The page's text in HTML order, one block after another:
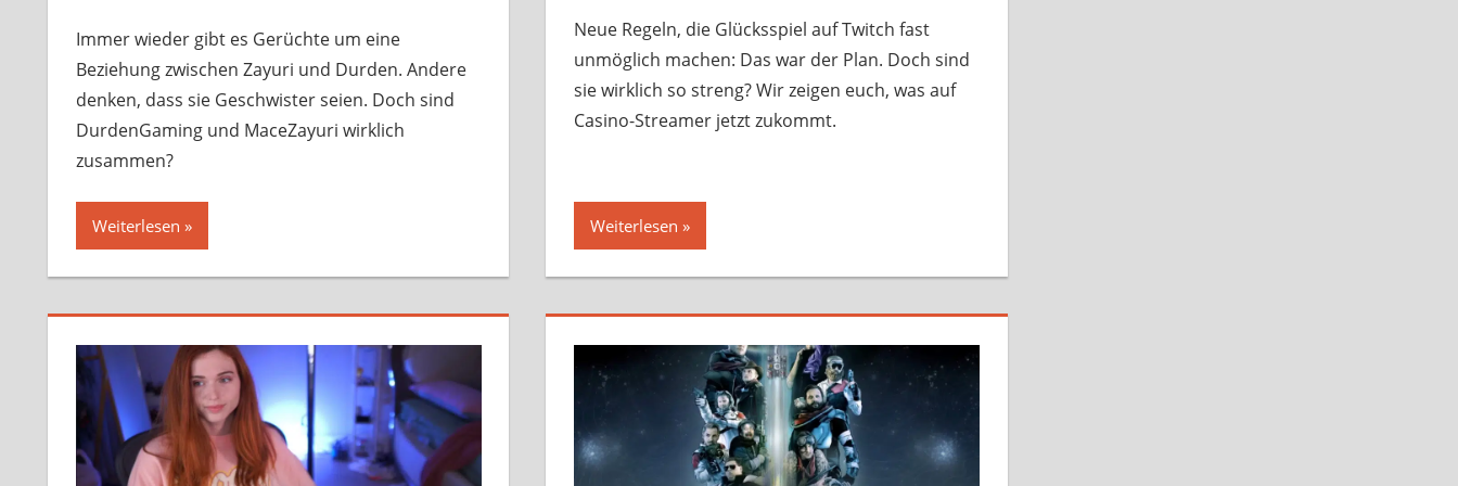
Immer wieder gibt es Gerüchte um eine
Beziehung zwischen Zayuri und Durden. Andere
denken, dass sie Geschwister seien. Doch sind
DurdenGaming und MaceZayuri wirklich
zusammen?
Weiterlesen
Neue Regeln, die Glücksspiel auf Twitch fast
unmöglich machen: Das war der Plan. Doch sind
sie wirklich so streng? Wir zeigen euch, was auf
Casino-Streamer jetzt zukommt.
Weiterlesen